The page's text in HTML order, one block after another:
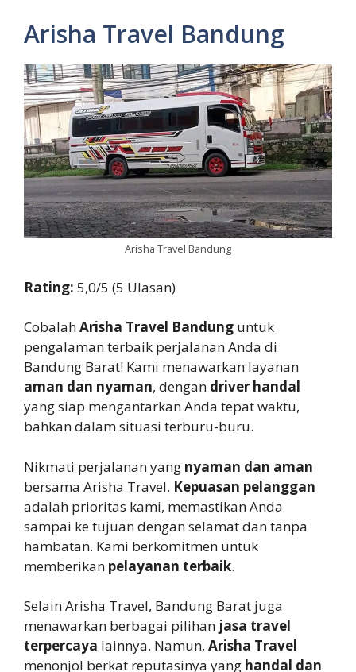
Arisha Travel Bandung
Arisha Travel Bandung
Rating: 5,0/5 (5 Ulasan)
CobalahArisha Travel Bandung untuk
pengalaman terbaik perjalanan Anda di
Bandung Barat! Kami menawarkan layanan
aman dan nyaman, dengan driver handal
yang siap mengantarkan Anda tepat waktu,
bahkan dalam situasi terburu-buru.
Nikmati perjalanan yang nyaman dan aman
bersama Arisha Travel. Kepuasan pelanggan
adalah prioritas kami, memastikan Anda
sampai ke tujuan dengan selamat dan tanpa
hambatan. Kami berkomitmen untuk
memberikan pelayanan terbaik.
Selain Arisha Travel, Bandung Barat juga
menawarkan berbagai pilihan jasa travel
terpercaya lainnya. Namun, Arisha Travel
menonjol berkat reputasinya yang handal dan